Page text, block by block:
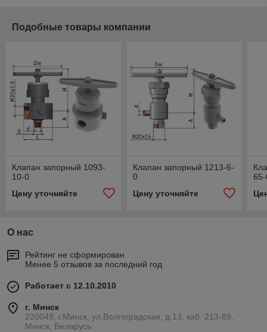
Подобные товары компании
Клапан запорный 1093-
10-0
Цену уточняйте
Клапан запорный 1213-6-
0
Цену уточняйте
О нас
Рейтинг не сформирован
Менее 5 отзывов за последний год
Работает с 12.10.2010
г. Минск
220049, г.Минск, ул.Волгоградская, д.13, каб. 213-89,
Минск, Беларусь